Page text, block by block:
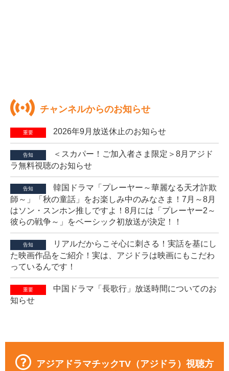
チャンネルからのお知らせ
重要 2026年9月放送休止のお知らせ
告知
＜スカパー！ご加入者さま限定＞8月アジド
ラ無料視聴のお知らせ
告知
韓国ドラマ「プレーヤー～華麗なる天才詐欺
師～」「秋の童話」をお楽しみ中のみなさま！7月～8月
はソン・スンホン推しですよ！8月には「プレーヤー2～
彼らの戦争～」をベーシック初放送が決定！！
告知
リアルだからこそ心に刺さる！実話を基にし
た映画作品をご紹介！実は、アジドラは映画にもこだわ
っているんです！
重要
中国ドラマ「長歌行」放送時間についてのお
知らせ
アジアドラマチックTV（アジドラ）視聴方